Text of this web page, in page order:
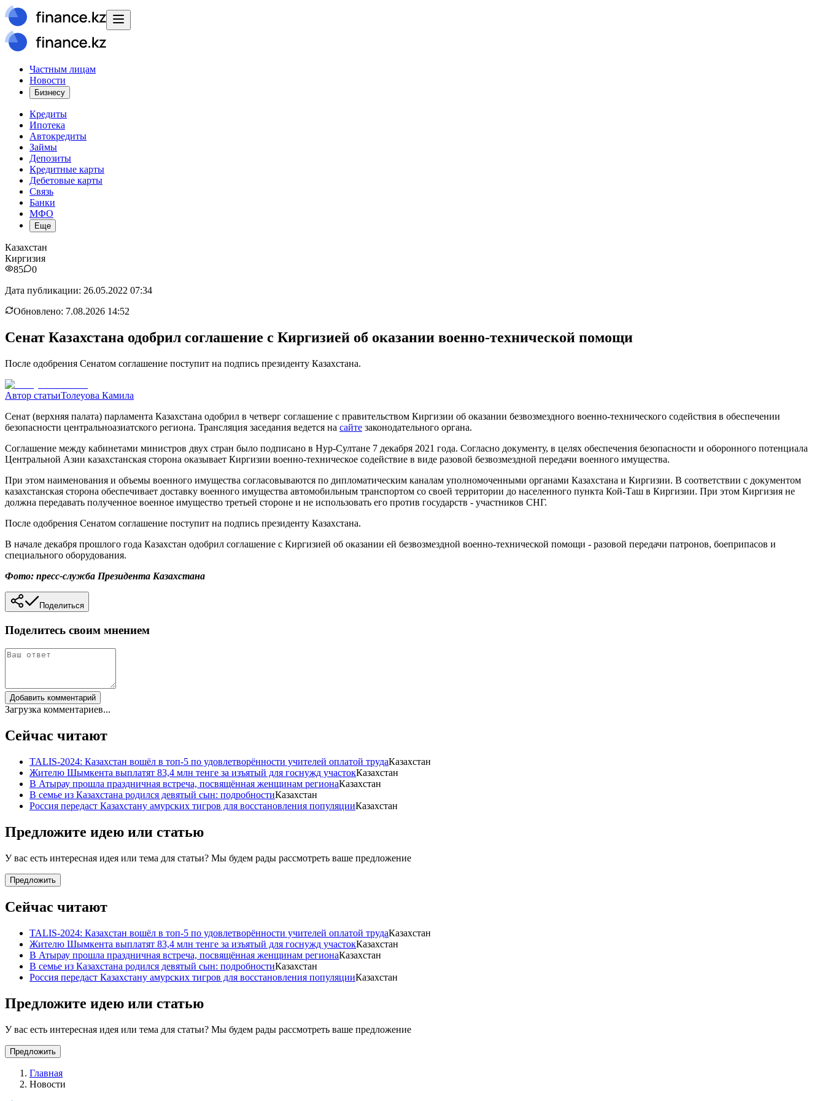
Частным лицам
Новости
Бизнесу
Кредиты
Ипотека
Автокредиты
Займы
Депозиты
Кредитные карты
Дебетовые карты
Связь
Банки
МФО
Еще
Казахстан
Киргизия
85
0
Дата публикации: 26.05.2022 07:34
Обновлено: 7.08.2026 14:52
Сенат Казахстана одобрил соглашение с Киргизией об оказании военно-технической помощи
После одобрения Сенатом соглашение поступит на подпись президенту Казахстана.
Автор статьиТолеуова Камила
Сенат (верхняя палата) парламента Казахстана одобрил в четверг соглашение с правительством Киргизии об оказании безвозмездного военно-технического содействия в обеспечении
безопасности центральноазиатского региона. Трансляция заседания ведется на сайте законодательного органа.
Соглашение между кабинетами министров двух стран было подписано в Нур-Султане 7 декабря 2021 года. Согласно документу, в целях обеспечения безопасности и оборонного потенциала
Центральной Азии казахстанская сторона оказывает Киргизии военно-техническое содействие в виде разовой безвозмездной передачи военного имущества.
При этом наименования и объемы военного имущества согласовываются по дипломатическим каналам уполномоченными органами Казахстана и Киргизии. В соответствии с документом
казахстанская сторона обеспечивает доставку военного имущества автомобильным транспортом со своей территории до населенного пункта Кой-Таш в Киргизии. При этом Киргизия не
должна передавать полученное военное имущество третьей стороне и не использовать его против государств - участников СНГ.
После одобрения Сенатом соглашение поступит на подпись президенту Казахстана.
В начале декабря прошлого года Казахстан одобрил соглашение с Киргизией об оказании ей безвозмездной военно-технической помощи - разовой передачи патронов, боеприпасов и
специального оборудования.
Фото: пресс-служба Президента Казахстана
Поделиться
Поделитесь своим мнением
Добавить комментарий
Загрузка комментариев...
Сейчас читают
TALIS-2024: Казахстан вошёл в топ-5 по удовлетворённости учителей оплатой трудаКазахстан
Жителю Шымкента выплатят 83,4 млн тенге за изъятый для госнужд участокКазахстан
В Атырау прошла праздничная встреча, посвящённая женщинам регионаКазахстан
В семье из Казахстана родился девятый сын: подробностиКазахстан
Россия передаст Казахстану амурских тигров для восстановления популяцииКазахстан
Предложите идею или статью
У вас есть интересная идея или тема для статьи? Мы будем рады рассмотреть ваше предложение
Предложить
Сейчас читают
TALIS-2024: Казахстан вошёл в топ-5 по удовлетворённости учителей оплатой трудаКазахстан
Жителю Шымкента выплатят 83,4 млн тенге за изъятый для госнужд участокКазахстан
В Атырау прошла праздничная встреча, посвящённая женщинам регионаКазахстан
В семье из Казахстана родился девятый сын: подробностиКазахстан
Россия передаст Казахстану амурских тигров для восстановления популяцииКазахстан
Предложите идею или статью
У вас есть интересная идея или тема для статьи? Мы будем рады рассмотреть ваше предложение
Предложить
Главная
Новости